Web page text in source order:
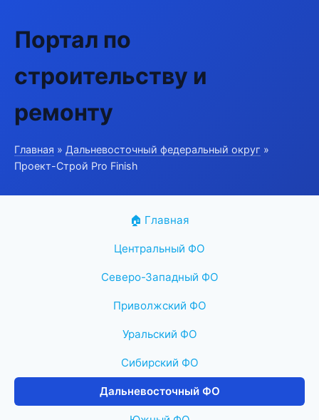
Портал по
строительству и
ремонту
Главная » Дальневосточный федеральный округ »
Проект-Строй Pro Finish
🏠 Главная
Центральный ФО
Северо-Западный ФО
Приволжский ФО
Уральский ФО
Сибирский ФО
Дальневосточный ФО